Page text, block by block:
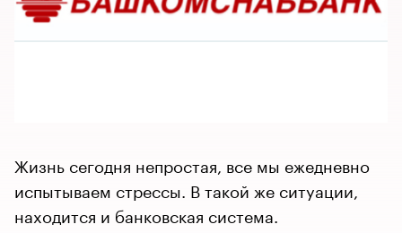
Жизнь сегодня непростая, все мы ежедневно
испытываем стрессы. В такой же ситуации,
находится и банковская система.